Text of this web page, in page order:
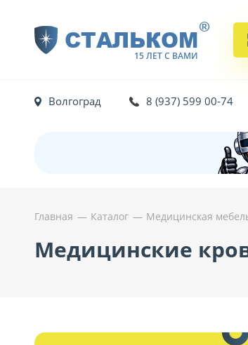
СТАЛЬКОМ
15 ЛЕТ С ВАМИ
®
Волгоград 8 (937) 599 00-74
Главная Каталог Медицинская
Медицинские